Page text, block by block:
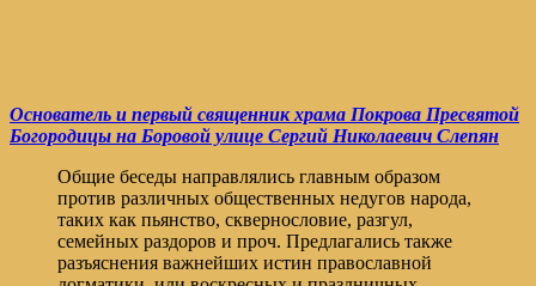
Основатель и первый священник храма Покрова Пресвятой
Богородицы на Боровой улице Сергий Николаевич Слепян
Общие беседы направлялись главным образом
против различных общественных недугов народа,
таких как пьянство, сквернословие, разгул,
семейных раздоров и проч. Предлагались также
разъяснения важнейших истин православной